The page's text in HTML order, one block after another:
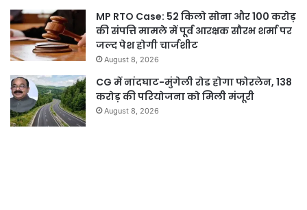
MP RTO Case: 52 किलो सोना और 100 करोड़
की संपत्ति मामले में पूर्व आरक्षक सौरभ शर्मा पर
जल्द पेश होगी चार्जशीट
August 8, 2026
CG में नांदघाट-मुंगेली रोड होगा फोरलेन, 138
करोड़ की परियोजना को मिली मंजूरी
August 8, 2026